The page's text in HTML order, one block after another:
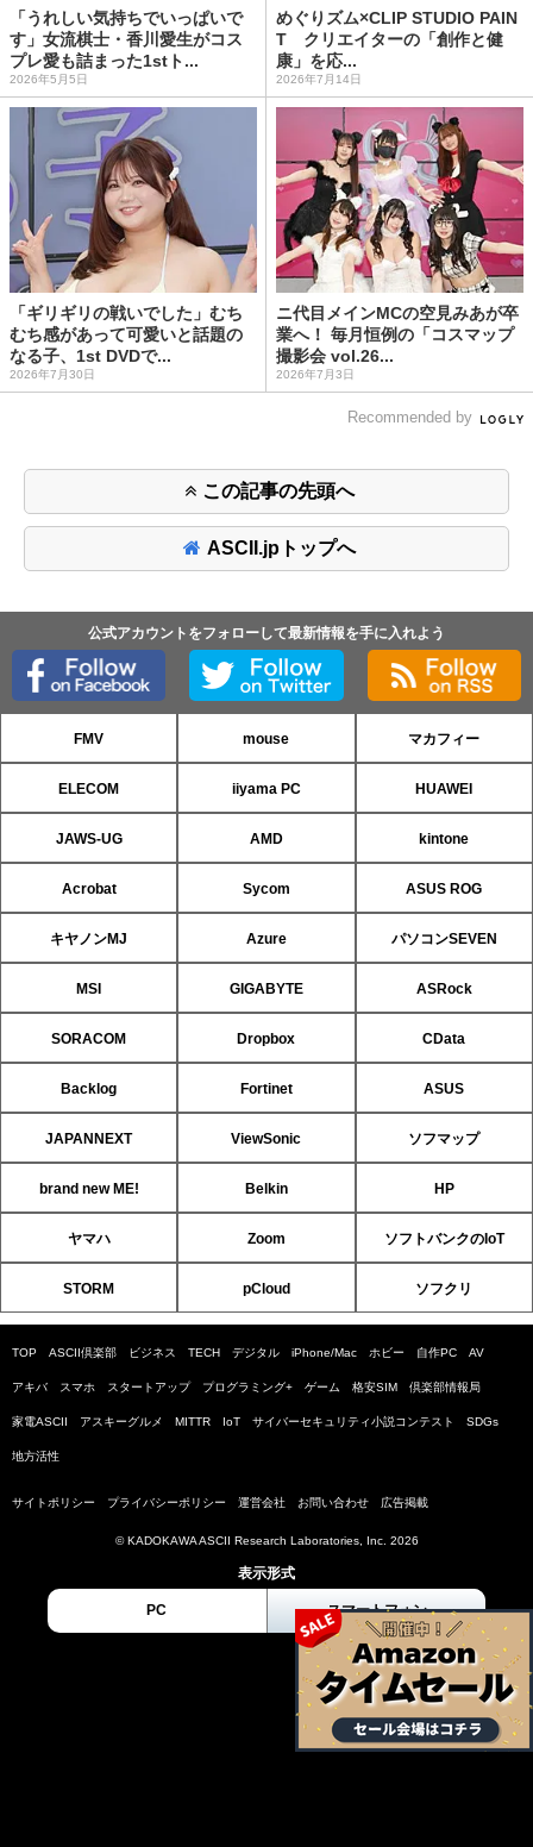
「うれしい気持ちでいっぱいで
す」女流棋士・香川愛生がコス
プレ愛も詰まった1stト...
2026年5月5日
めぐりズム×CLIP STUDIO PAIN
T クリエイターの「創作と健
康」を応...
2026年7月14日
「ギリギリの戦いでした」むち
むち感があって可愛いと話題の
なる子、1st DVDで...
2026年7月30日
ニ代目メインMCの空見みあが卒
業へ！ 毎月恒例の「コスマップ
撮影会 vol.26...
2026年7月3日
Recommended by
この記事の先頭へ
ASCII.jpトップへ
公式アカウントをフォローして最新情報を手に入れよう
FMV mouse マカフィー
ELECOM iiyama PC HUAWEI
JAWS-UG AMD kintone
Acrobat Sycom ASUS ROG
キヤノンMJ Azure パソコンSEVEN
MSI GIGABYTE ASRock
SORACOM Dropbox CData
Backlog Fortinet ASUS
JAPANNEXT ViewSonic ソフマップ
brand new ME! Belkin HP
ヤマハ Zoom ソフトバンクのIoT
STORM pCloud ソフクリ
TOP ASCII倶楽部 ビジネス TECH デジタル iPhone/Mac ホビー 自作PC AV
アキバ スマホ スタートアップ プログラミング+ ゲーム 格安SIM 倶楽部情報局
家電ASCII アスキーグルメ MITTR IoT サイバーセキュリティ小説コンテスト SDGs
地方活性
サイトポリシー プライバシーポリシー 運営会社 お問い合わせ 広告掲載
© KADOKAWA ASCII Research Laboratories, Inc. 2026
表示形式
PC スマートフォン